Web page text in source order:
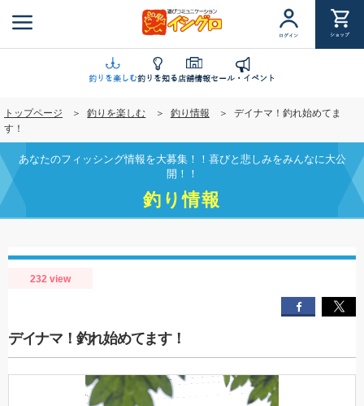
ン
ツ
移
動
ログイン ショップ
釣りを楽しむ釣りを知る店舗情報セール・イベント
トップページ 釣りを楽しむ 釣り情報
デイナマ！釣れ始めてま
す！
あなたのフィッシング情報を大募集！！喜びと悲しみをみんなに大公
開！！
釣り情報
232 view
デイナマ！釣れ始めてます！